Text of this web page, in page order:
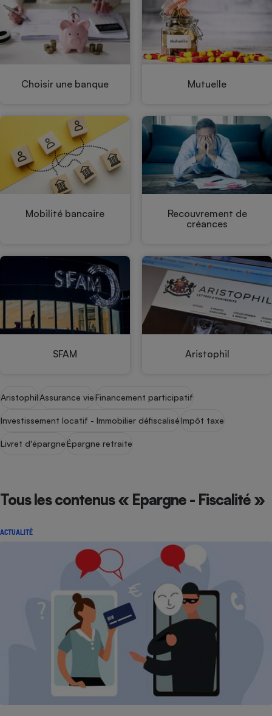
Choisir une banque Mutuelle
Mobilité bancaire
Recouvrement de
créances
SFAM Aristophil
AristophilAssurance vie Financement participatif
Investissement locatif - Immobilier défiscalisé Impôt taxe
Livret d'épargne Épargne retraite
Tous les contenus « Epargne - Fiscalité »
ACTUALITÉ